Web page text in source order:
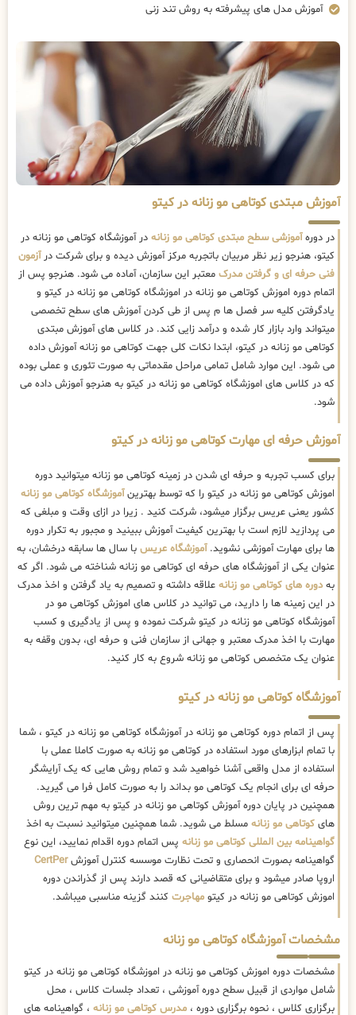
آموزش مدل های پیشرفته به روش تند زنی
آموزش مبتدی کوتاهی مو زنانه در کیتو
در دورهآموزشی سطح مبتدی کوتاهی مو زنانه در آموزشگاه کوتاهی مو زنانه در
کیتو، هنرجو زیر نظر مربیان باتجربه مرکز آموزش دیده و برای شرکت درآزمون
فنی حرفه ای و گرفتن مدرک معتبر این سازمان، آماده می شود. هنرجو پس از
اتمام دوره اموزش کوتاهی مو زنانه در اموزشگاه کوتاهی مو زنانه در کیتو و
یادگرفتن کلیه سر فصل ها م پس از طی کردن آموزش های سطح تخصصی
میتواند وارد بازار کار شده و درآمد زایی کند. در کلاس های آموزش مبتدی
کوتاهی مو زنانه در کیتو، ابتدا نکات کلی جهت کوتاهی مو زنانه آموزش داده
می شود. این موارد شامل تمامی مراحل مقدماتی به صورت تئوری و عملی بوده
که در کلاس های اموزشگاه کوتاهی مو زنانه در کیتو به هنرجو آموزش داده می
شود.
آموزش حرفه ای مهارت کوتاهی مو زنانه در کیتو
برای کسب تجربه و حرفه ای شدن در زمینه کوتاهی مو زنانه میتوانید دوره
اموزش کوتاهی مو زنانه در کیتو را که توسط بهترینآموزشگاه کوتاهی مو زنانه
کشور یعنی عریس برگزار میشود، شرکت کنید . زیرا در ازای وقت و مبلغی که
می پردازید لازم است با بهترین کیفیت آموزش ببینید و مجبور به تکرار دوره
ها برای مهارت آموزشی نشوید.آموزشگاه عریس با سال ها سابقه درخشان، به
عنوان یکی از آموزشگاه های حرفه ای کوتاهی مو زنانه شناخته می شود. اگر که
بهدوره های کوتاهی مو زنانه علاقه داشته و تصمیم به یاد گرفتن و اخذ مدرک
در این زمینه ها را دارید، می توانید در کلاس های اموزش کوتاهی مو در
آموزشگاه کوتاهی مو زنانه در کیتو شرکت نموده و پس از یادگیری و کسب
مهارت با اخذ مدرک معتبر و جهانی از سازمان فنی و حرفه ای، بدون وقفه به
عنوان یک متخصص کوتاهی مو زنانه شروع به کار کنید.
آموزشگاه کوتاهی مو زنانه در کیتو
پس از اتمام دوره کوتاهی مو زنانه در آموزشگاه کوتاهی مو زنانه در کیتو ، شما
با تمام ابزارهای مورد استفاده در کوتاهی مو زنانه به صورت کاملا عملی با
استفاده از مدل واقعی آشنا خواهید شد و تمام روش هایی که یک آرایشگر
حرفه ای برای انجام یک کوتاهی مو بداند را به صورت کامل فرا می گیرید.
همچنین در پایان دوره آموزش کوتاهی مو زنانه در کیتو به مهم ترین روش
های کوتاهی مو زنانه مسلط می شوید. شما همچنین میتوانید نسبت به اخذ
گواهینامه بین المللی کوتاهی مو زنانه پس اتمام دوره اقدام نمایید، این نوع
گواهینامه بصورت انحصاری و تحت نظارت موسسه کنترل آموزشCertPer
اروپا صادر میشود و برای متقاضیانی که قصد دارند پس از گذراندن دوره
اموزش کوتاهی مو زنانه در کیتو مهاجرت کنند گزینه مناسبی میباشد.
مشخصات آموزشگاه کوتاهی مو زنانه
مشخصات دوره اموزش کوتاهی مو زنانه در اموزشگاه کوتاهی مو زنانه در کیتو
شامل مواردی از قبیل سطح دوره آموزشی ، تعداد جلسات کلاس ، محل
برگزاری کلاس ، نحوه برگزاری دوره ، مدرس کوتاهی مو زنانه ، گواهینامه های